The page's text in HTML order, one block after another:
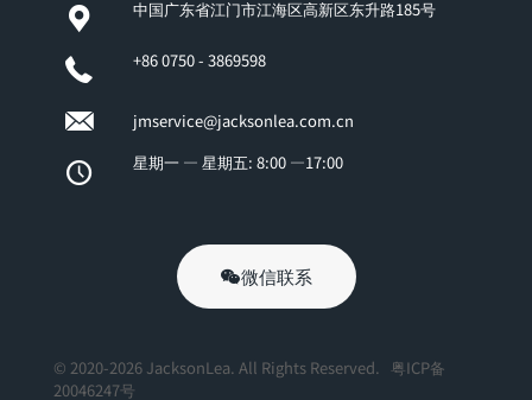
中国广东省江门市江海区高新区东升路185号
+86 0750 - 3869598
jmservice@jacksonlea.com.cn
星期一 — 星期五: 8:00 —17:00
微信联系
© 2020-2026 JacksonLea. All Rights Reserved. 粤ICP备
20046247号